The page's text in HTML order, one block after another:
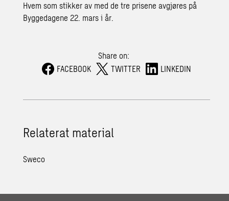
Hvem som stikker av med de tre prisene avgjøres på
Byggedagene 22. mars i år.
Share on:
FACEBOOK
TWITTER LINKEDIN
Relaterat material
Sweco